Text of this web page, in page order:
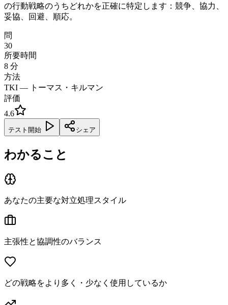
の行動戦略のうちどれかを正確に特定します：競争、協力、
妥協、回避、順応。
問
30
所要時間
8 分
方法
TKI — トーマス・キルマン
評価
4.6
テスト開始 シェア
わかること
あなたの主要な対立処理スタイル
主張性と協調性のバランス
どの戦略をより多く・少なく使用しているか